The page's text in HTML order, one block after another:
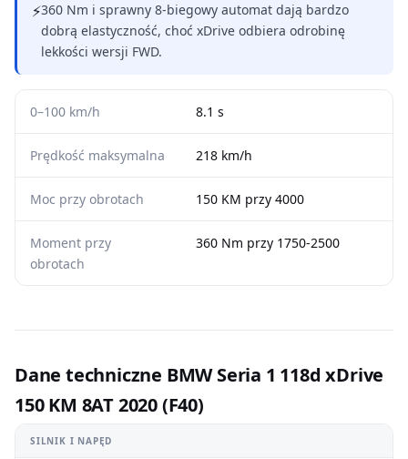
⚡360 Nm i sprawny 8-biegowy automat dają bardzo
dobrą elastyczność, choć xDrive odbiera odrobinę
lekkości wersji FWD.
0–100 km/h 8.1 s
Prędkość maksymalna 218 km/h
Moc przy obrotach 150 KM przy 4000
Moment przy
obrotach
360 Nm przy 1750-2500
Dane techniczne BMW Seria 1 118d xDrive
150 KM 8AT 2020 (F40)
SILNIK I NAPĘD